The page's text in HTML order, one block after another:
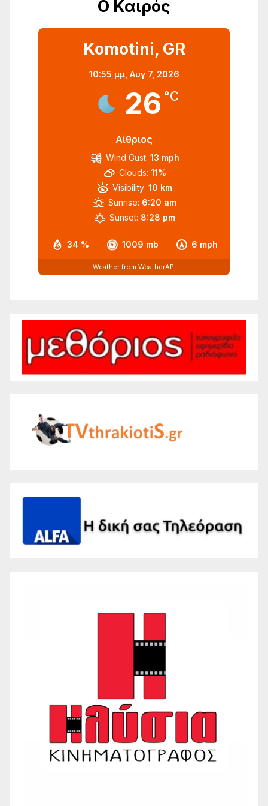
Ο Καιρός
Komotini, GR
10:55 μμ, Αυγ 7, 2026
26 °C
Αίθριος
34 % 1009 mb 6 mph
Wind Gust: 13 mph
Clouds: 11%
Visibility: 10 km
Sunrise: 6:20 am
Sunset: 8:28 pm
Weather from WeatherAPI